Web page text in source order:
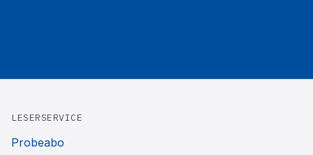
LESERSERVICE
Probeabo